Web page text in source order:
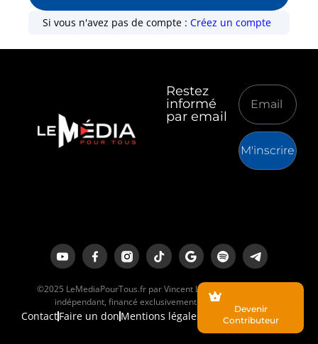
Si vous n'avez pas de compte :Créez un compte
Restez
informé
par email
M'inscrire
©2025 LeMediaPourTous.fr par Vincent Lapierre est un média
indépendant, financé exclusivement par ses lecteurs.
ContactFaire un don Mentions légales
Devenir
Contributeur